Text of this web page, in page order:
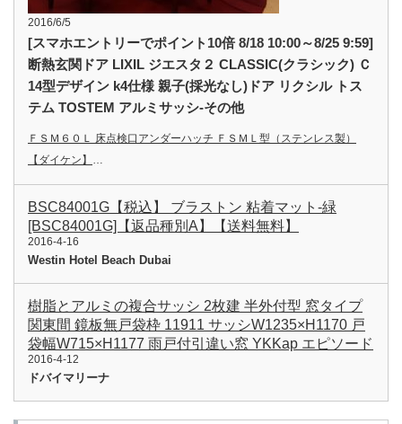
2016/6/5
[スマホエントリーでポイント10倍 8/18 10:00～8/25 9:59]
断熱玄関ドア LIXIL ジエスタ２ CLASSIC(クラシック) Ｃ
14型デザイン k4仕様 親子(採光なし)ドア リクシル トス
テム TOSTEM アルミサッシ-その他
ＦＳＭ６０Ｌ 床点検口アンダーハッチ ＦＳＭＬ型（ステンレス製）
【ダイケン】 …
BSC84001G【税込】 ブラストン 粘着マット-緑
[BSC84001G]【返品種別A】【送料無料】
2016-4-16
Westin Hotel Beach Dubai
樹脂とアルミの複合サッシ 2枚建 半外付型 窓タイプ
関東間 鏡板無戸袋枠 11911 サッシW1235×H1170 戸
袋幅W715×H1177 雨戸付引違い窓 YKKap エピソード
2016-4-12
ドバイマリーナ